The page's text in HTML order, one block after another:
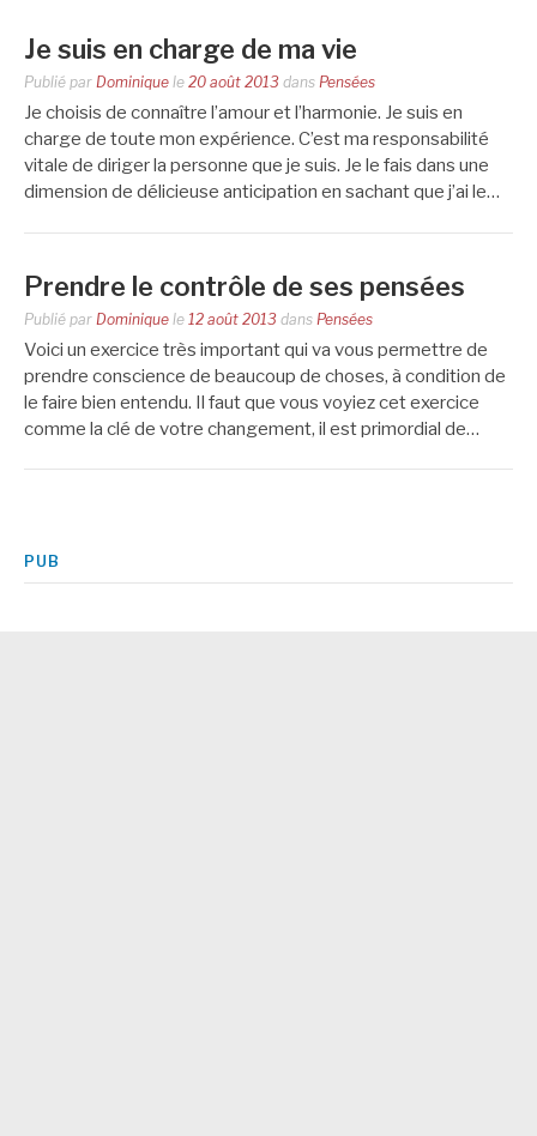
Je suis en charge de ma vie
Publié par Dominique le 20 août 2013 dans Pensées
Je choisis de connaître l’amour et l’harmonie. Je suis en
charge de toute mon expérience. C’est ma responsabilité
vitale de diriger la personne que je suis. Je le fais dans une
dimension de délicieuse anticipation en sachant que j’ai le…
Prendre le contrôle de ses pensées
Publié par Dominique le 12 août 2013 dans Pensées
Voici un exercice très important qui va vous permettre de
prendre conscience de beaucoup de choses, à condition de
le faire bien entendu. Il faut que vous voyiez cet exercice
comme la clé de votre changement, il est primordial de…
PUB